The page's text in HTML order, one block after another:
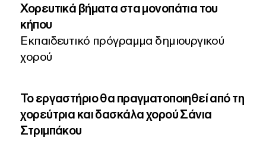
Χορευτικά βήματα στα μονοπάτια του
κήπου
Εκπαιδευτικό πρόγραμμα δημιουργικού
χορού
Το εργαστήριο θα πραγματοποιηθεί από τη
χορεύτρια και δασκάλα χορού Σάνια
Στριμπάκου